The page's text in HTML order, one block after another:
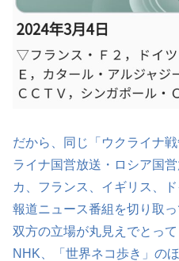
だから、同じ「ウクライナ
ライナ国営放送・ロシア国
カ、フランス、イギリス、
報道ニュース番組を切り取
双方の立場が丸見えでとっ
NHK、「世界ネコ歩き」の